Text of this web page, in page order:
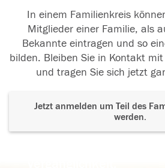
In einem Familienkreis
Mitglieder einer Familie, als
Bekannte eintragen und so
bilden. Bleiben Sie in Kontakt
und tragen Sie sich jetzt
Jetzt anmelden um Teil des
werden.